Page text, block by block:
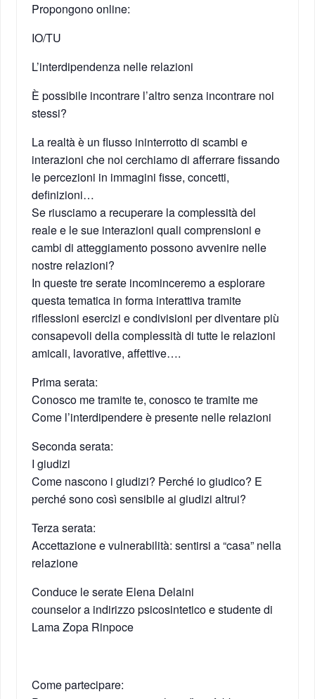
Propongono online:
IO/TU
L’interdipendenza nelle relazioni
È possibile incontrare l’altro senza incontrare noi
stessi?
La realtà è un flusso ininterrotto di scambi e
interazioni che noi cerchiamo di afferrare fissando
le percezioni in immagini fisse, concetti,
definizioni…
Se riusciamo a recuperare la complessità del
reale e le sue interazioni quali comprensioni e
cambi di atteggiamento possono avvenire nelle
nostre relazioni?
In queste tre serate incominceremo a esplorare
questa tematica in forma interattiva tramite
riflessioni esercizi e condivisioni per diventare più
consapevoli della complessità di tutte le relazioni
amicali, lavorative, affettive….
Prima serata:
Conosco me tramite te, conosco te tramite me
Come l’interdipendere è presente nelle relazioni
Seconda serata:
I giudizi
Come nascono i giudizi? Perché io giudico? E
perché sono così sensibile ai giudizi altrui?
Terza serata:
Accettazione e vulnerabilità: sentirsi a “casa” nella
relazione
Conduce le serate Elena Delaini
counselor a indirizzo psicosintetico e studente di
Lama Zopa Rinpoce
Come partecipare: